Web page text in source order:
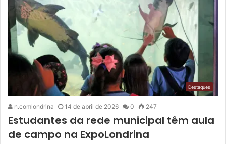
Destaques
n.comlondrina 14 de abril de 2026 0 247
Estudantes da rede municipal têm aula
de campo na ExpoLondrina